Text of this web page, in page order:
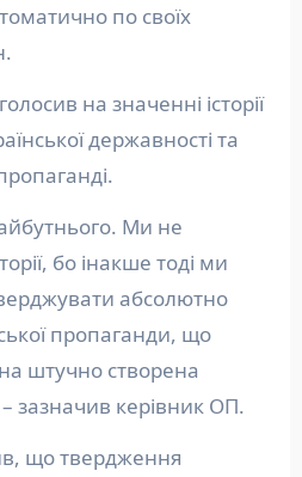
по своїх
на значенні історії
державності та
Ми не
бо інакше тоді ми
абсолютно
пропаганди, що
штучно створена
зазначив керівник ОП.
що твердження